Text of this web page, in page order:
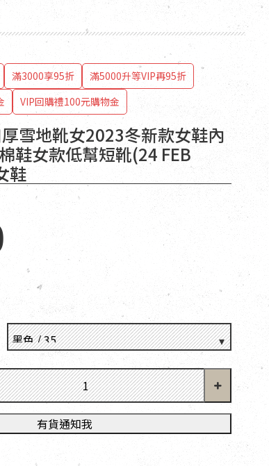
雪地靴女2023冬新款女鞋內
鞋女款低幫短靴(24 FEB
鞋
滿3000享95折
滿5000升等VIP再95折
VIP回購禮100元購物金
有貨通知我